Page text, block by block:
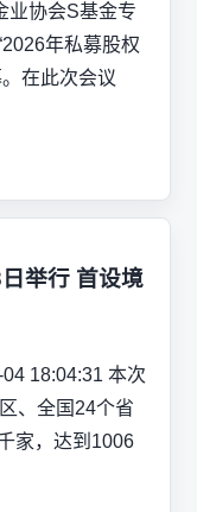
业协会S基金专
年私募股权
在此次会议
举行 首设境
18:04:31 本次
、全国24个省
家，达到1006